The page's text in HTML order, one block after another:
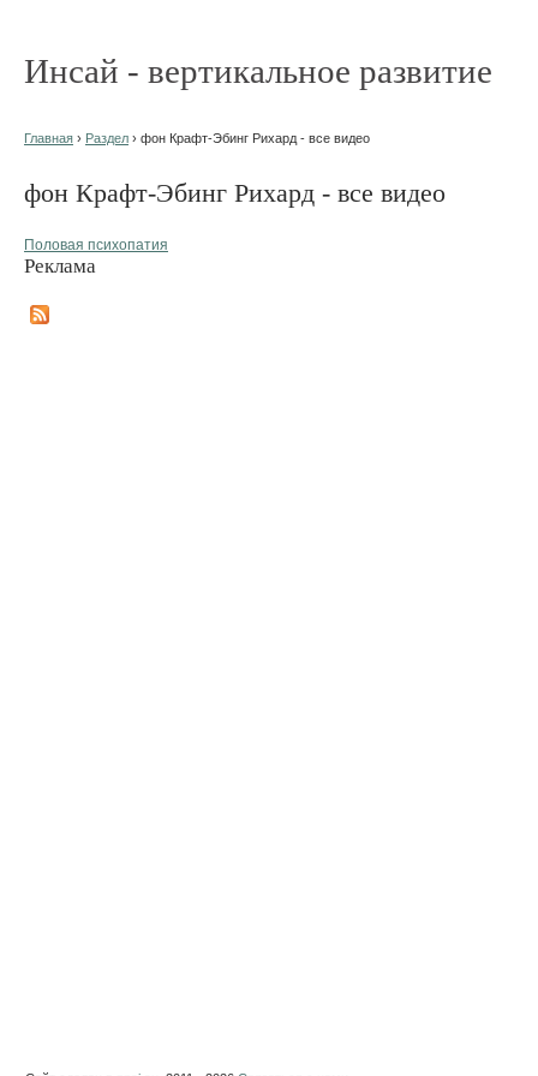
Инсай - вертикальное развитие
Главная › Раздел › фон Крафт-Эбинг Рихард - все видео
фон Крафт-Эбинг Рихард - все видео
Половая психопатия
Реклама